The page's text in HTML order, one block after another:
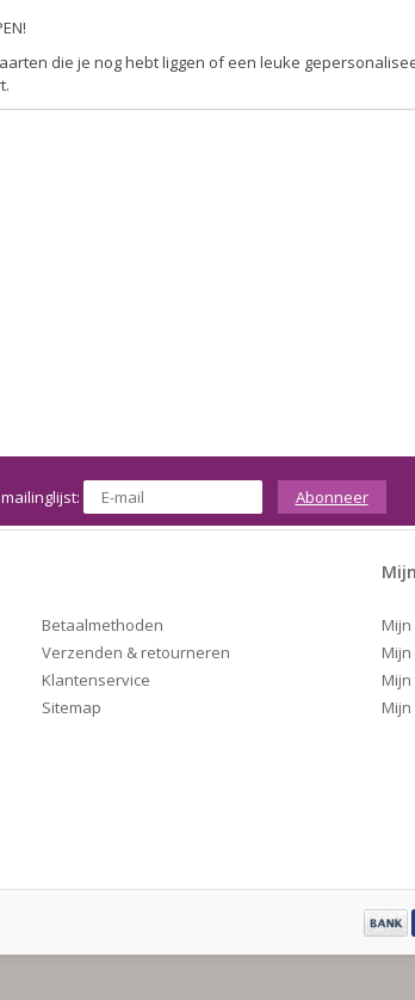
die je nog hebt liggen of een leuke
Abonneer
Betaalmethoden
Verzenden & retourneren
Klantenservice
Sitemap